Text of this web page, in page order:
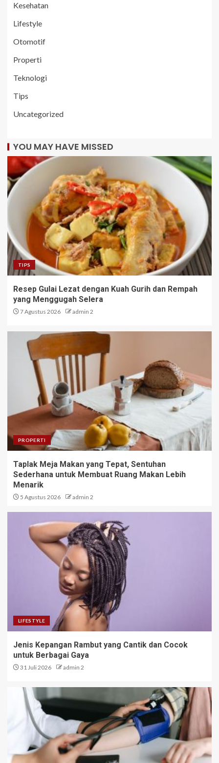
Kesehatan
Lifestyle
Otomotif
Properti
Teknologi
Tips
Uncategorized
YOU MAY HAVE MISSED
TIPS
Resep Gulai Lezat dengan Kuah Gurih dan Rempah
yang Menggugah Selera
7 Agustus 2026 admin 2
PROPERTI
Taplak Meja Makan yang Tepat, Sentuhan
Sederhana untuk Membuat Ruang Makan Lebih
Menarik
5 Agustus 2026 admin 2
LIFESTYLE
Jenis Kepangan Rambut yang Cantik dan Cocok
untuk Berbagai Gaya
31 Juli 2026 admin 2